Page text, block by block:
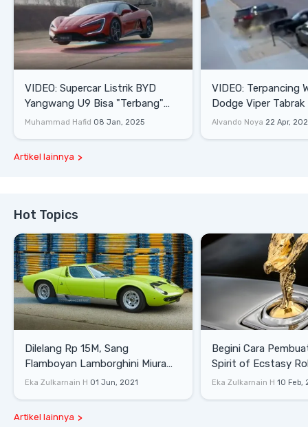
VIDEO: Supercar Listrik BYD
Yangwang U9 Bisa "Terbang"
Lewati Rintangan
Muhammad Hafid 08 Jan, 2025
VIDEO: Terpancing
Dodge Viper Tabrak
Saat Burnout
Alvando Noya 22 Apr,
Artikel lainnya
Hot Topics
Dilelang Rp 15M, Sang
Flamboyan Lamborghini Miura
P400 S
Eka Zulkarnain H 01 Jun, 2021
Begini Cara
Spirit of Ecstasy
Eka Zulkarnain H 10 Feb,
Artikel lainnya